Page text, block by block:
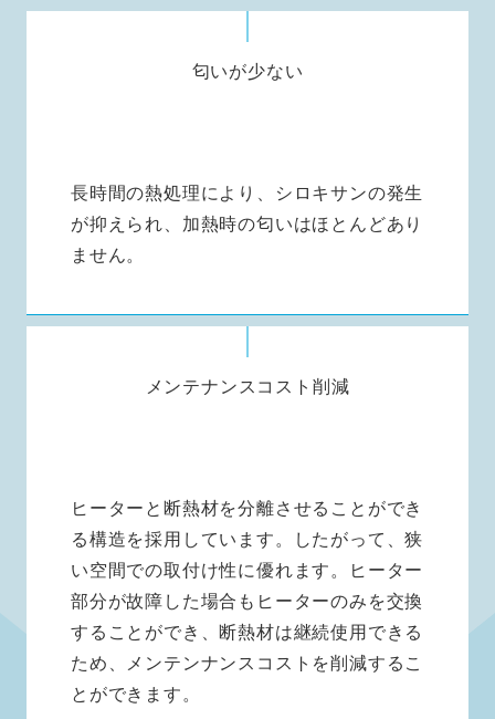
匂いが少ない
長時間の熱処理により、シロキサンの発生
が抑えられ、加熱時の匂いはほとんどあり
ません。
メンテナンスコスト削減
ヒーターと断熱材を分離させることができ
る構造を採用しています。したがって、狭
い空間での取付け性に優れます。ヒーター
部分が故障した場合もヒーターのみを交換
することができ、断熱材は継続使用できる
ため、メンテンナンスコストを削減するこ
とができます。